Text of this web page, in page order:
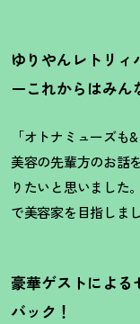
ゆりやんレトリィ
ーこれからはみん
「オトナミューズも
美容の先輩方のお話
りたいと思いました
で美容家を目指しま
豪華ゲストによる
バック ！